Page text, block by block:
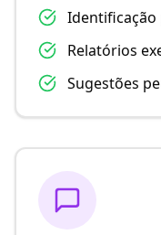
Identificação
Relatórios
Sugestões